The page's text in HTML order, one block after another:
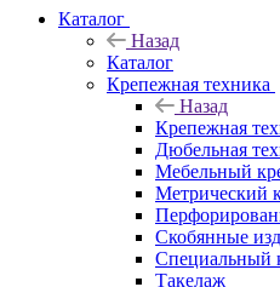
Каталог
Назад
Каталог
Крепежная техника
Назад
Крепежная
Дюбельная
Мебельный
Метрический
Скобянные
Специальный
Такелаж